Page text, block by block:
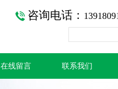
咨询电话：
在线留言 联系我们